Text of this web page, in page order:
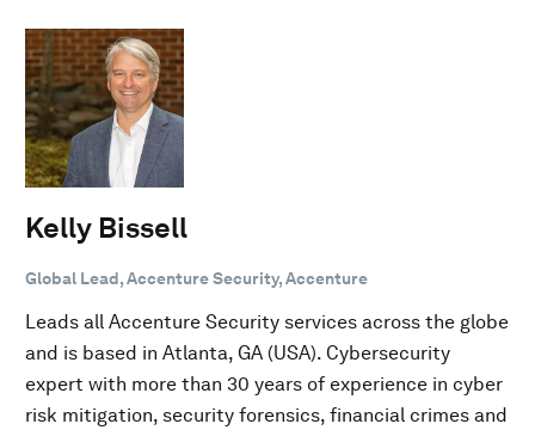
Kelly Bissell
Global Lead, Accenture Security, Accenture
Leads all Accenture Security services across the globe
and is based in Atlanta, GA (USA). Cybersecurity
expert with more than 30 years of experience in cyber
risk mitigation, security forensics, financial crimes and